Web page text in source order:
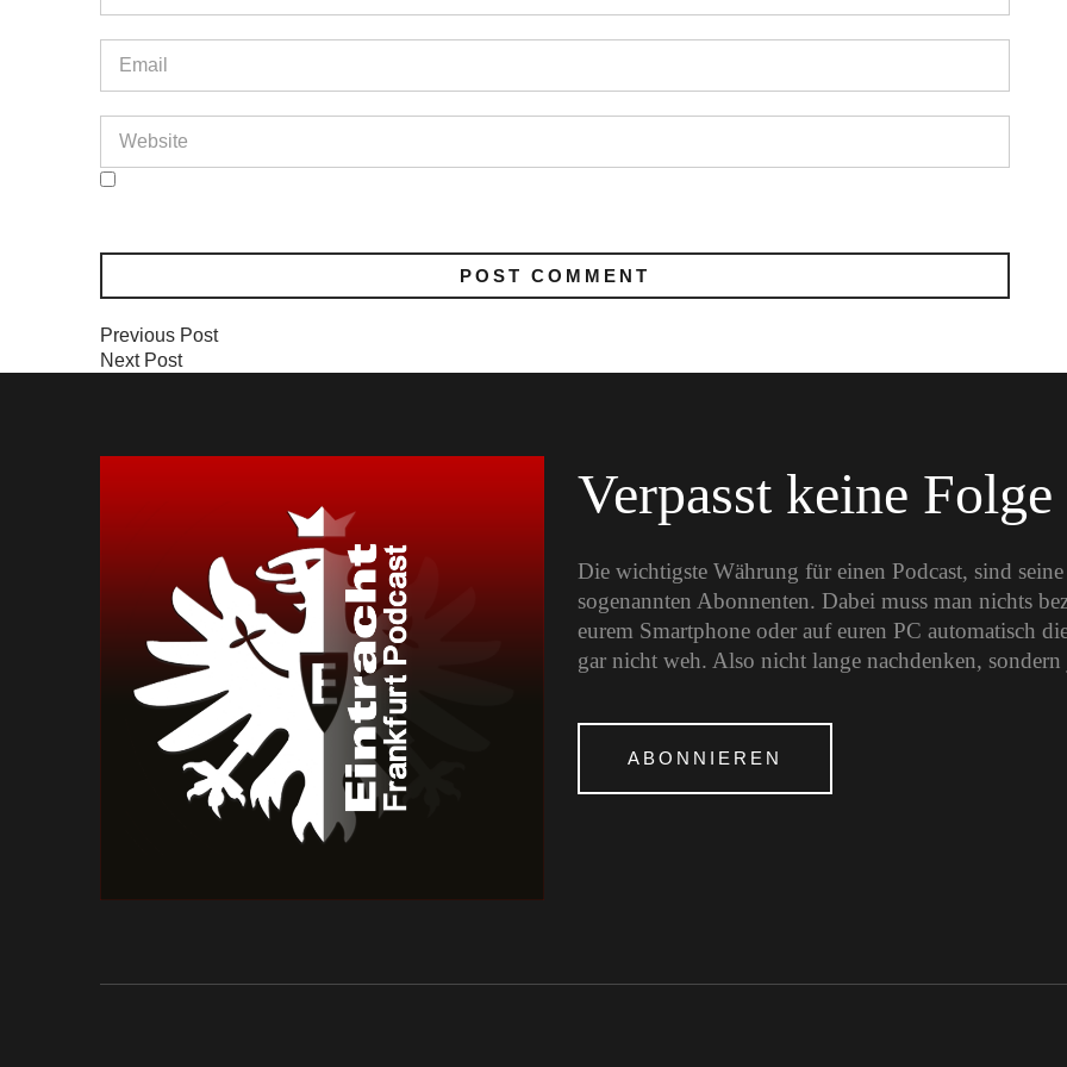
Previous Post
Next Post
Verpasst keine
Die wichtigste Währung für einen Podcast, sind
sogenannten Abonnenten. Dabei muss man nichts
eurem Smartphone oder auf euren PC automatisch
gar nicht weh. Also nicht lange nachdenken,
ABONNIEREN